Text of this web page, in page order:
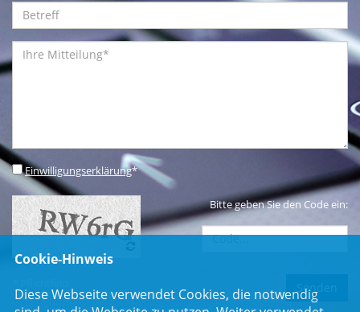
Einwilligungserklärung*
Bitte geben Sie den Code ein:
Cookie-Hinweis
Diese Webseite verwendet Cookies, die notwendig